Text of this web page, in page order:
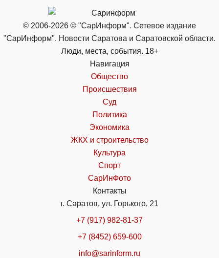
© 2006-2026 © "СарИнформ". Сетевое издание
"СарИнформ". Новости Саратова и Саратовской области.
Люди, места, события. 18+
Навигация
Общество
Происшествия
Суд
Политика
Экономика
ЖКХ и строительство
Культура
Спорт
СарИнФото
Контакты
г. Саратов, ул. Горького, 21
+7 (917) 982-81-37
+7 (8452) 659-600
info@sarinform.ru